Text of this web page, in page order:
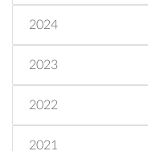
2024
2023
2022
2021